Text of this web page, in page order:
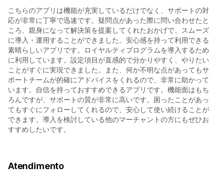
こちらのアプリは機能が充実しているだけでなく、サポートの対
応が非常に丁寧で迅速です。疑問点があった際に問い合わせたと
ころ、親身になって解決策を提案してくれたおかげで、スムーズ
に導入・運用することができました。安心感を持って利用できる
素晴らしいアプリです。ロイヤルティプログラムを導入するため
に利用しています。設定項目が直感的で分かりやすく、やりたい
ことがすぐに実現できました。また、何か不明な点があってもサ
ポートチームが的確にアドバイスをくれるので、非常に助かって
います。自信を持っておすすめできるアプリです。機能面はもち
ろんですが、サポートの質が非常に高いです。困ったことがあっ
てもすぐにフォローしてくれるので、安心して使い続けることが
できます。導入を検討している他のマーチャントの方にもぜひお
すすめしたいです。
Atendimento